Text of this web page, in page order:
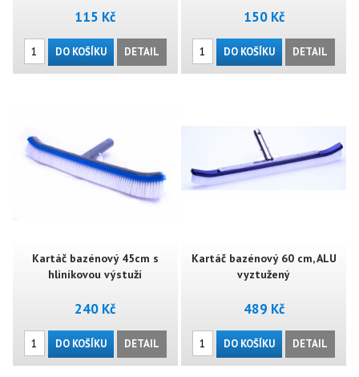
115 Kč
DO KOŠÍKU DETAIL
150 Kč
DO KOŠÍKU DETAIL
Kartáč bazénový 45cm s
hliníkovou výstuží
240 Kč
DO KOŠÍKU DETAIL
Kartáč bazénový 60 cm, ALU
vyztužený
489 Kč
DO KOŠÍKU DETAIL